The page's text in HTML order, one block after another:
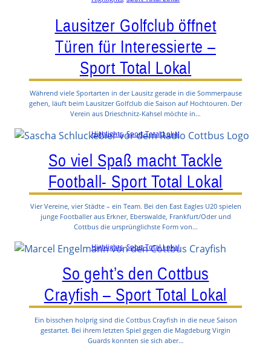
Lausitzer Golfclub öffnet
Türen für Interessierte –
Sport Total Lokal
Während viele Sportarten in der Lausitz gerade in die Sommerpause
gehen, läuft beim Lausitzer Golfclub die Saison auf Hochtouren. Der
Verein aus Drieschnitz-Kahsel möchte in…
Highlights, Sport Total Lokal
So viel Spaß macht Tackle
Football- Sport Total Lokal
Vier Vereine, vier Städte – ein Team. Bei den East Eagles U20 spielen
junge Footballer aus Erkner, Eberswalde, Frankfurt/Oder und
Cottbus die ursprünglichste Form von…
Highlights, Sport Total Lokal
So geht’s den Cottbus
Crayfish – Sport Total Lokal
Ein bisschen holprig sind die Cottbus Crayfish in die neue Saison
gestartet. Bei ihrem letzten Spiel gegen die Magdeburg Virgin
Guards konnten sie sich aber…